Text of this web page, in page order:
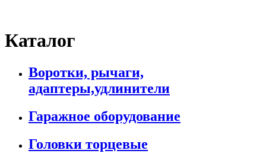
Каталог
Воротки, рычаги,
адаптеры,удлинители
Гаражное оборудование
Головки торцевые